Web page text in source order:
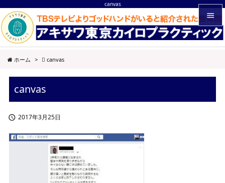
canvas


メニュ
ホーム > canvas
canvas
 2017年3月25日